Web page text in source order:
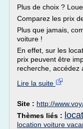
Plus de choix ?
Comparez les prix
Plus que jamais,
voiture !
En effet, sur les
prix peuvent être
recherche, accédez
Lire la suite
Site : http://
Thèmes liés :
location voiture